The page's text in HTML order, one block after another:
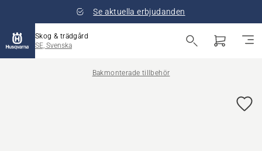
Se aktuella erbjudanden
Skog & trädgård
SE, Svenska
Bakmonterade tillbehör